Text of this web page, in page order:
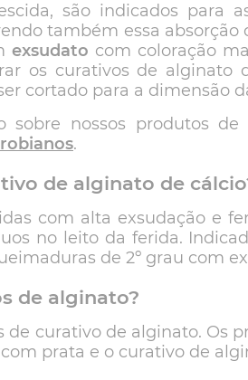
são indicados para
também essa
exsudato com coloração
os curativos de
cortado para a dimensão
nossos produtos de
.
de alginato de
com alta exsudação e
no leito da ferida.
de 2º grau com
de alginato?
curativo de alginato. Os
prata e o curativo de